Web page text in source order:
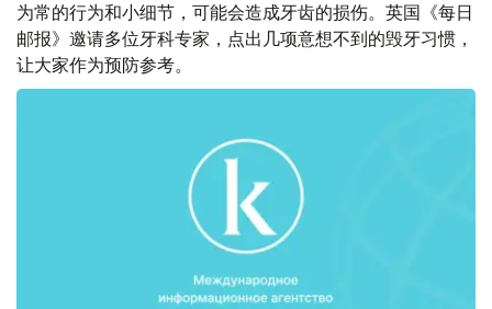
为常的行为和小细节，可能会造成牙齿的损伤。英国《每日
邮报》邀请多位牙科专家，点出几项意想不到的毁牙习惯，
让大家作为预防参考。